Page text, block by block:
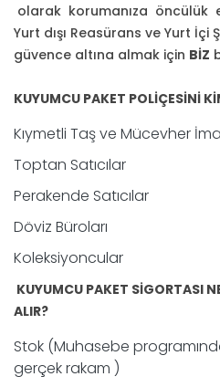
olarak korumanıza öncülük
Yurt dışı Reasürans ve Yurt İçi
güvence altına almak için BİZ
KUYUMCU PAKET POLİÇESİNİ
Kıymetli Taş ve Mücevher
Toptan Satıcılar
Perakende Satıcılar
Döviz Büroları
Koleksiyoncular
KUYUMCU PAKET SİGORTASI
ALIR?
Stok (Muhasebe
gerçek rakam )